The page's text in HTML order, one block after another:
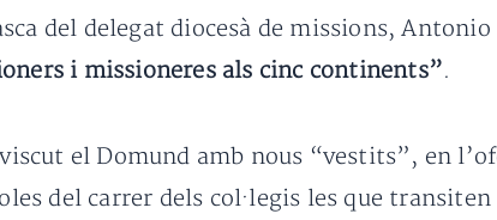
del delegat diocesà de missions, Antonio
i missioneres als cinc continents”.
el Domund amb nous “vestits”, en
del carrer dels col·legis les que